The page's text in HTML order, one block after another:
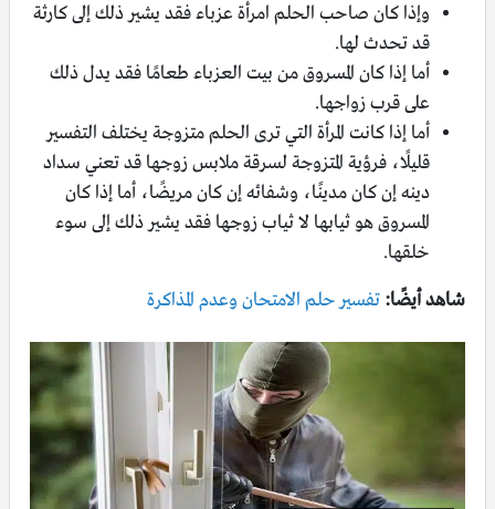
وإذا كان صاحب الحلم امرأة عزباء فقد يشير ذلك إلى كارثة
قد تحدث لها.
أما إذا كان المسروق من بيت العزباء طعامًا فقد يدل ذلك
على قرب زواجها.
أما إذا كانت المرأة التي ترى الحلم متزوجة يختلف التفسير
قليلًا، فرؤية المتزوجة لسرقة ملابس زوجها قد تعني سداد
دينه إن كان مدينًا، وشفائه إن كان مريضًا، أما إذا كان
المسروق هو ثيابها لا ثياب زوجها فقد يشير ذلك إلى سوء
خلقها.
شاهد أيضًا: تفسير حلم الامتحان وعدم المذاكرة